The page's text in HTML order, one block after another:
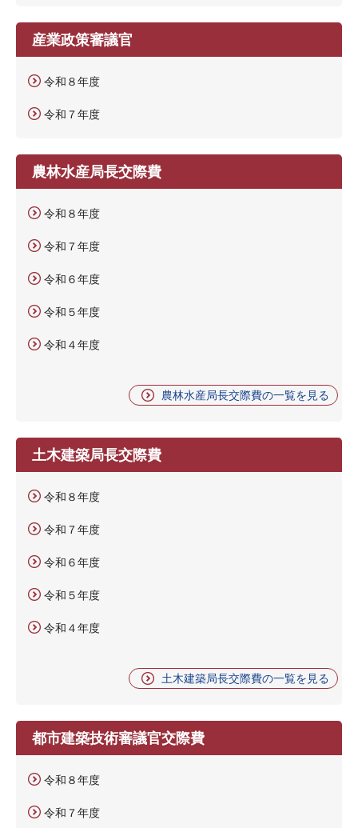
産業政策審議官
令和８年度
令和７年度
農林水産局長交際費
令和８年度
令和７年度
令和６年度
令和５年度
令和４年度
農林水産局長交際費の一覧を見る
土木建築局長交際費
令和８年度
令和７年度
令和６年度
令和５年度
令和４年度
土木建築局長交際費の一覧を見る
都市建築技術審議官交際費
令和８年度
令和７年度